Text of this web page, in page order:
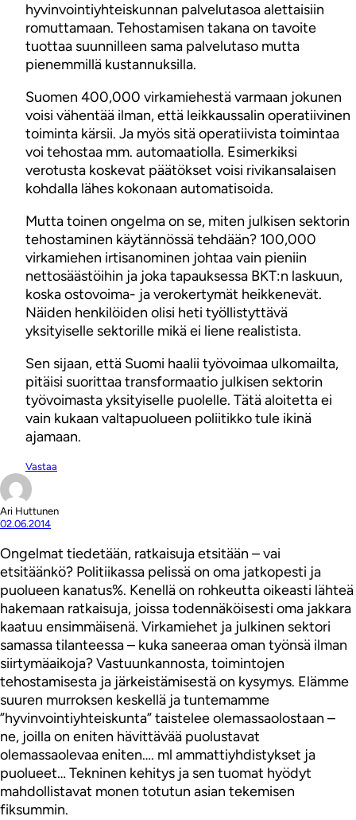
hyvinvointiyhteiskunnan palvelutasoa alettaisiin
romuttamaan. Tehostamisen takana on tavoite
tuottaa suunnilleen sama palvelutaso mutta
pienemmillä kustannuksilla.
Suomen 400,000 virkamiehestä varmaan jokunen
voisi vähentää ilman, että leikkaussalin operatiivinen
toiminta kärsii. Ja myös sitä operatiivista toimintaa
voi tehostaa mm. automaatiolla. Esimerkiksi
verotusta koskevat päätökset voisi rivikansalaisen
kohdalla lähes kokonaan automatisoida.
Mutta toinen ongelma on se, miten julkisen sektorin
tehostaminen käytännössä tehdään? 100,000
virkamiehen irtisanominen johtaa vain pieniin
nettosäästöihin ja joka tapauksessa BKT:n laskuun,
koska ostovoima- ja verokertymät heikkenevät.
Näiden henkilöiden olisi heti työllistyttävä
yksityiselle sektorille mikä ei liene realistista.
Sen sijaan, että Suomi haalii työvoimaa ulkomailta,
pitäisi suorittaa transformaatio julkisen sektorin
työvoimasta yksityiselle puolelle. Tätä aloitetta ei
vain kukaan valtapuolueen poliitikko tule ikinä
ajamaan.
Vastaa
Ari Huttunen
02.06.2014
Ongelmat tiedetään, ratkaisuja etsitään – vai
etsitäänkö? Politiikassa pelissä on oma jatkopesti ja
puolueen kanatus%. Kenellä on rohkeutta oikeasti lähteä
hakemaan ratkaisuja, joissa todennäköisesti oma jakkara
kaatuu ensimmäisenä. Virkamiehet ja julkinen sektori
samassa tilanteessa – kuka saneeraa oman työnsä ilman
siirtymäaikoja? Vastuunkannosta, toimintojen
tehostamisesta ja järkeistämisestä on kysymys. Elämme
suuren murroksen keskellä ja tuntemamme
”hyvinvointiyhteiskunta” taistelee olemassaolostaan –
ne, joilla on eniten hävittävää puolustavat
olemassaolevaa eniten…. ml ammattiyhdistykset ja
puolueet… Tekninen kehitys ja sen tuomat hyödyt
mahdollistavat monen totutun asian tekemisen
fiksummin.